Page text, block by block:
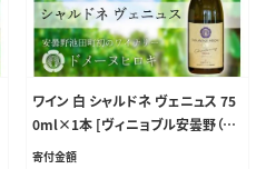
ワイン 白 シャルドネ ヴェニュス 75
0ml×1本 [ヴィニョブル安曇野（ド
メーヌ・ヒロキ） 長野県 池田町 4811
寄付金額